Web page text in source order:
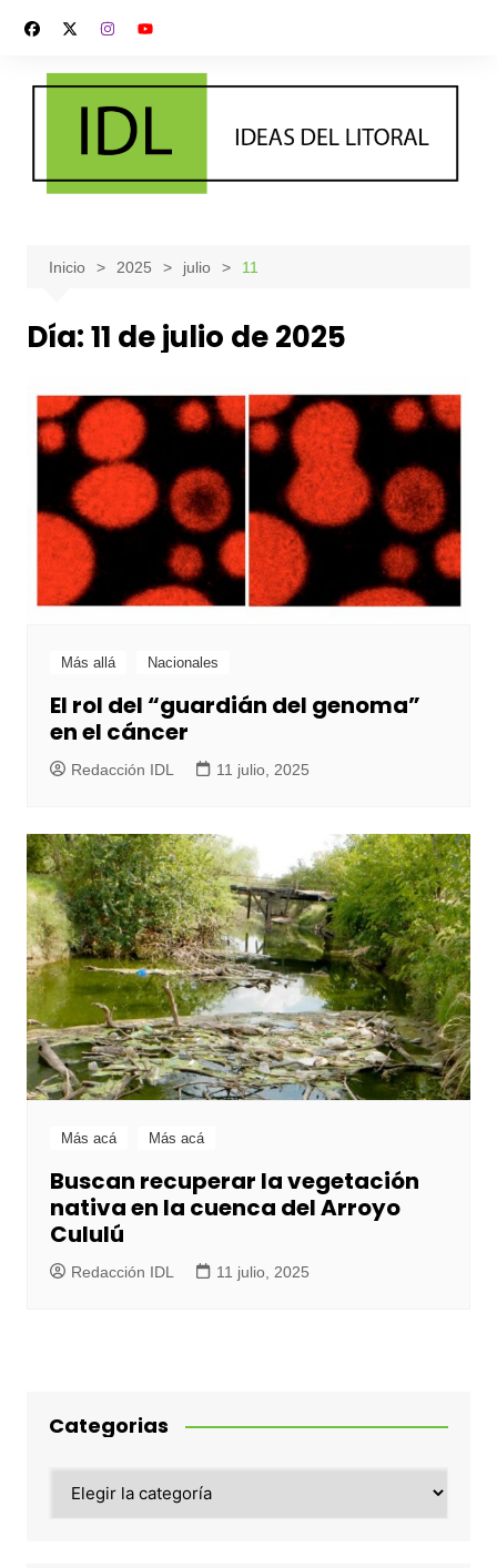
contenido
Inicio 2025 julio 11
Día:11 de julio de 2025
Más allá Nacionales
El rol del “guardián del genoma”
en el cáncer
Redacción IDL 11 julio, 2025
Más acá Más acá
Buscan recuperar la vegetación
nativa en la cuenca del Arroyo
Cululú
Redacción IDL 11 julio, 2025
Categorias